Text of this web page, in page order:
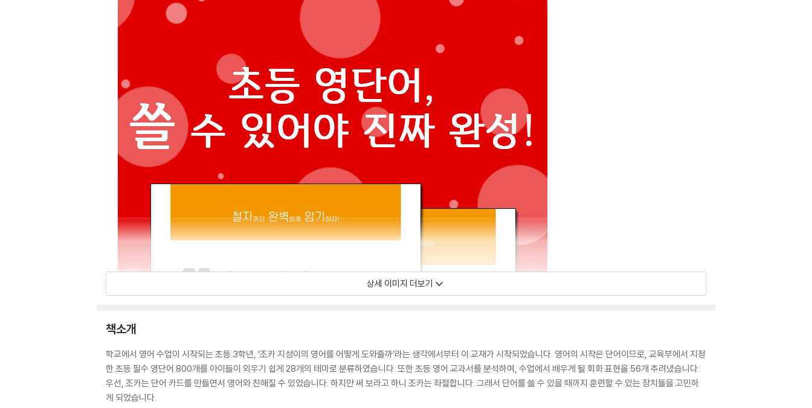
상세 이미지 더보기
책소개
학교에서 영어 수업이 시작되는 초등 3학년, ‘조카 지성이의 영어를 어떻게 도와줄까’라는 생각에서부터 이 교재가 시작되었습니다. 영어의 시작은 단어이므로, 교육부에서 지정
한 초등 필수 영단어 800개를 아이들이 외우기 쉽게 28개의 테마로 분류하였습니다. 또한 초등 영어 교과서를 분석하여, 수업에서 배우게 될 회화 표현을 56개 추려냈습니다.
우선, 조카는 단어 카드를 만들면서 영어와 친해질 수 있었습니다. 하지만 써 보라고 하니 조카는 좌절합니다. 그래서 단어를 쓸 수 있을 때까지 훈련할 수 있는 장치들을 고민하
게 되었습니다.